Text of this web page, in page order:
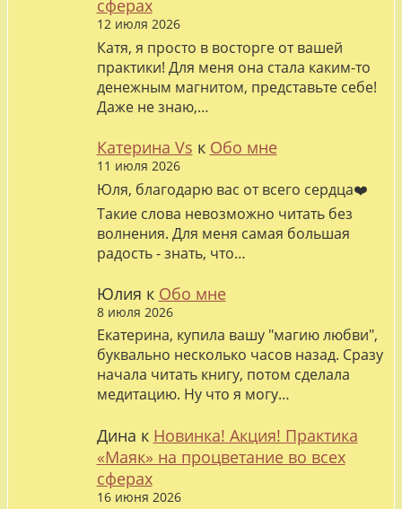
сферах
12 июля 2026
Катя, я просто в восторге от вашей
практики! Для меня она стала каким-то
денежным магнитом, представьте себе!
Даже не знаю,…
Катерина Vs к Обо мне
11 июля 2026
Юля, благодарю вас от всего сердца❤️
Такие слова невозможно читать без
волнения. Для меня самая большая
радость - знать, что…
Юлия к Обо мне
8 июля 2026
Екатерина, купила вашу "магию любви",
буквально несколько часов назад. Сразу
начала читать книгу, потом сделала
медитацию. Ну что я могу…
Дина к Новинка! Акция! Практика
«Маяк» на процветание во всех
сферах
16 июня 2026